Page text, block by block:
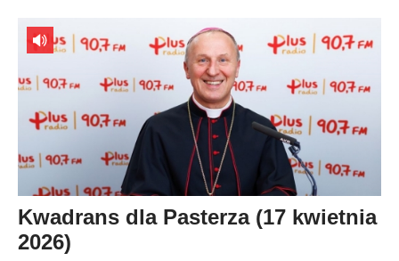
Kwadrans dla Pasterza (17 kwietnia
2026)